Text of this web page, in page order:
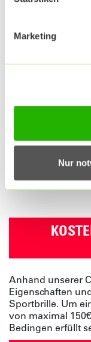
Marketing
Nur
abrechnet.
DAS
Vollendung des
beinhaltet die
Wert dieser
Anhand unserer
Eigenschaften
Sportbrille. Um
von maximal
Bedingen erfüllt